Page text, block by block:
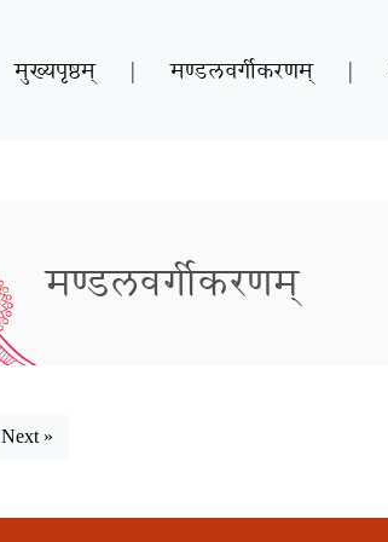
मुख्यपृष्ठम् | मण्डलवर्गीकरणम् |
मण्डलवर्गीकरणम्
Next »